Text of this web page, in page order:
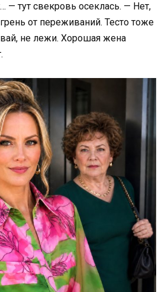
— тут свекровь осеклась. — Нет,
от переживаний. Тесто тоже
не лежи. Хорошая жена